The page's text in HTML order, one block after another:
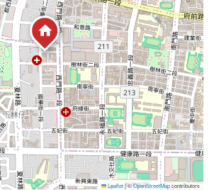
Leaflet|©OpenStreetMapcontributors